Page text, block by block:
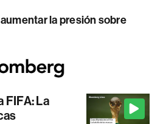
la presión sobre
FIFA: La